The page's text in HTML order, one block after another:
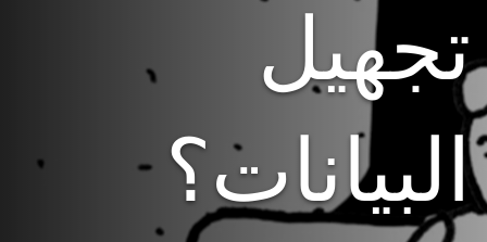
تجهيل
البيانات؟